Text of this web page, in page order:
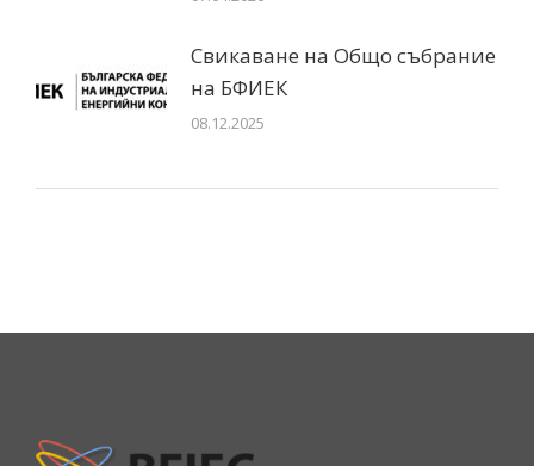
Свикаване на Общо събрание
на БФИЕК
08.12.2025